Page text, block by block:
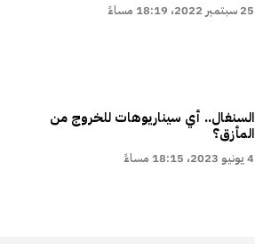
25 سبتمبر 2022، 18:19 مساءً
السنغال.. أي سيناريوهات للخروج من
المأزق؟
4 يونيو 2023، 18:15 مساءً